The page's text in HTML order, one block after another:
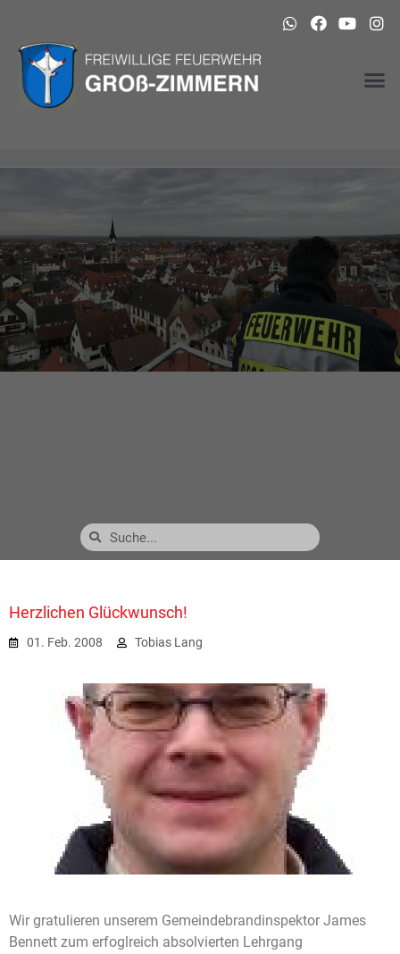
Herzlichen Glückwunsch!
01. Feb. 2008 Tobias Lang
Wir gratulieren unserem Gemeindebrandinspektor James
Bennett zum erfoglreich absolvierten Lehrgang